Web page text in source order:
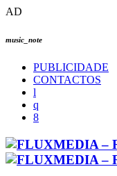
AD
music_note
PUBLICIDADE
CONTACTOS